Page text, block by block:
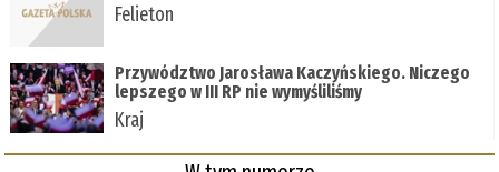
Felieton
Przywództwo Jarosława Kaczyńskiego. Niczego
lepszego w III RP nie wymyśliliśmy
Kraj